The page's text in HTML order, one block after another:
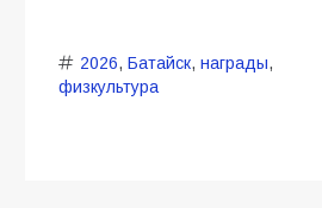
2026, Батайск, награды,
физкультура